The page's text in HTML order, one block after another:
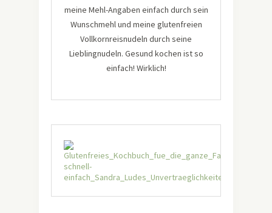
meine Mehl-Angaben einfach durch sein
Wunschmehl und meine glutenfreien
Vollkornreisnudeln durch seine
Lieblingnudeln. Gesund kochen ist so
einfach! Wirklich!